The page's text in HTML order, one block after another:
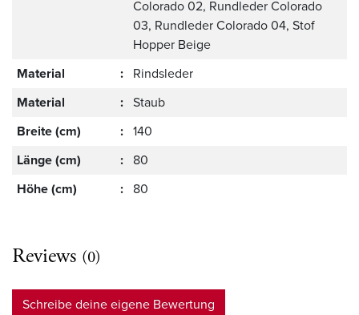
Colorado 02, Rundleder Colorado
03, Rundleder Colorado 04, Stof
Hopper Beige
Material
: Rindsleder
Material
: Staub
Breite (cm)
: 140
Länge (cm)
: 80
Höhe (cm)
: 80
Reviews (0)
Schreibe deine eigene Bewertung